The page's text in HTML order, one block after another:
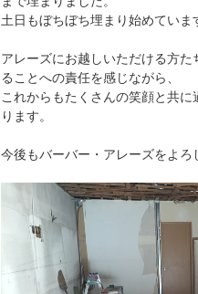
土日もぼちぼち埋まり始めていま
アレーズにお越しいただける方
ることへの責任を感じながら、
これからもたくさんの笑顔と共
ります。
今後もバーバー・アレーズをよろ